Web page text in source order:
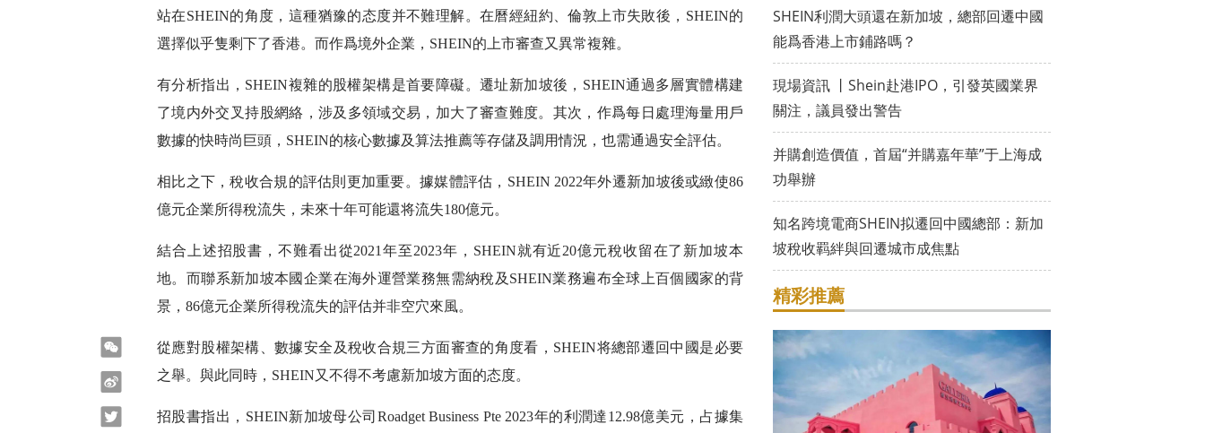
站在SHEIN的角度，這種猶豫的态度并不難理解。在曆經紐約、倫敦上市失敗後，SHEIN的
選擇似乎隻剩下了香港。而作爲境外企業，SHEIN的上市審查又異常複雜。
有分析指出，SHEIN複雜的股權架構是首要障礙。遷址新加坡後，SHEIN通過多層實體構建
了境内外交叉持股網絡，涉及多領域交易，加大了審查難度。其次，作爲每日處理海量用戶
數據的快時尚巨頭，SHEIN的核心數據及算法推薦等存儲及調用情況，也需通過安全評估。
相比之下，稅收合規的評估則更加重要。據媒體評估，SHEIN 2022年外遷新加坡後或緻使86
億元企業所得稅流失，未來十年可能還将流失180億元。
結合上述招股書，不難看出從2021年至2023年，SHEIN就有近20億元稅收留在了新加坡本
地。而聯系新加坡本國企業在海外運營業務無需納稅及SHEIN業務遍布全球上百個國家的背
景，86億元企業所得稅流失的評估并非空穴來風。
從應對股權架構、數據安全及稅收合規三方面審查的角度看，SHEIN将總部遷回中國是必要
之舉。與此同時，SHEIN又不得不考慮新加坡方面的态度。
招股書指出，SHEIN新加坡母公司Roadget Business Pte 2023年的利潤達12.98億美元，占據集
SHEIN利潤大頭還在新加坡，總部回遷中國
能爲香港上市鋪路嗎？
現場資訊 丨Shein赴港IPO，引發英國業界
關注，議員發出警告
并購創造價值，首屆“并購嘉年華”于上海成
功舉辦
知名跨境電商SHEIN拟遷回中國總部：新加
坡稅收羁絆與回遷城市成焦點
精彩推薦